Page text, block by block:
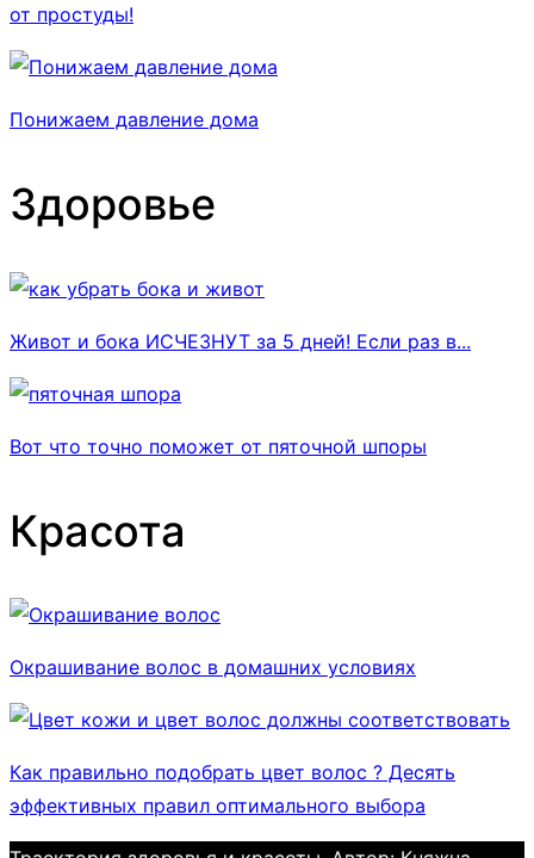
от простуды!
Понижаем давление дома
Здоровье
Живот и бока ИСЧЕЗНУТ за 5 дней! Если раз в...
Вот что точно поможет от пяточной шпоры
Красота
Окрашивание волос в домашних условиях
Как правильно подобрать цвет волос ? Десять
эффективных правил оптимального выбора